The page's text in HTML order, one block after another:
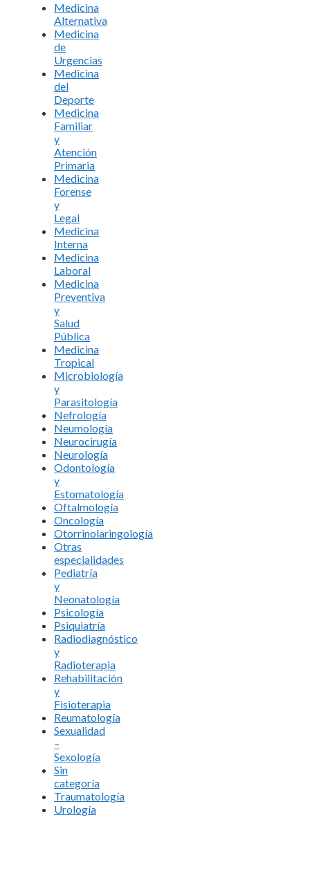
Medicina
Alternativa
Medicina
de
Urgencias
Medicina
del
Deporte
Medicina
Familiar
y
Atención
Primaria
Medicina
Forense
y
Legal
Medicina
Interna
Medicina
Laboral
Medicina
Preventiva
y
Salud
Pública
Medicina
Tropical
Microbiología
y
Parasitología
Nefrología
Neumología
Neurocirugía
Neurología
Odontología
y
Estomatología
Oftalmología
Oncología
Otorrinolaringología
Otras
especialidades
Pediatría
y
Neonatología
Psicología
Psiquiatría
Radiodiagnóstico
y
Radioterapia
Rehabilitación
y
Fisioterapia
Reumatología
Sexualidad
–
Sexología
Sin
categoría
Traumatología
Urología